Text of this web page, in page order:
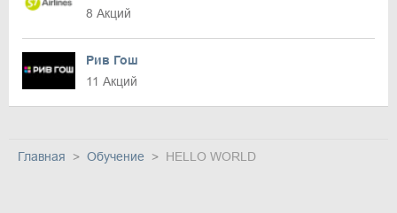
8 Акций
Рив Гош
11 Акций
Главная Обучение HELLO WORLD